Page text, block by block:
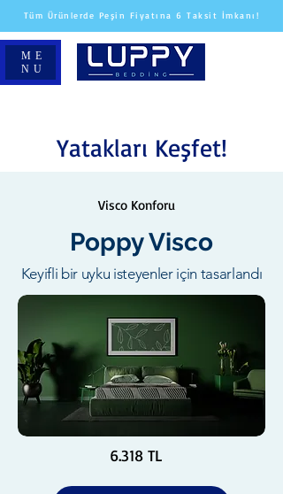
ME
NU
Tüm Ürünlerde Peşin Fiyatına 6 Taksit İmkanı!
Yatakları Keşfet!
Visco Konforu
Poppy Visco
Keyifli bir uyku isteyenler için tasarlandı
6.318 TL